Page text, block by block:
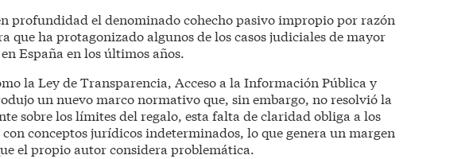
profundidad el denominado cohecho pasivo impropio por razón
que ha protagonizado algunos de los casos judiciales de mayor
España en los últimos años.
la Ley de Transparencia, Acceso a la Información Pública y
un nuevo marco normativo que, sin embargo, no resolvió la
sobre los límites del regalo, esta falta de claridad obliga a los
conceptos jurídicos indeterminados, lo que genera un margen
el propio autor considera problemática.